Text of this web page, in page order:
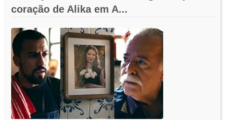
coração de Alika em A...